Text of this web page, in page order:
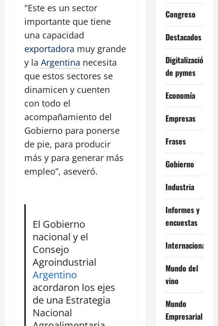
"Este es un sector
importante que tiene
una capacidad
exportadora muy grande
y la Argentina necesita
que estos sectores se
dinamicen y cuenten
con todo el
acompañamiento del
Gobierno para ponerse
de pie, para producir
más y para generar más
empleo”, aseveró.
El Gobierno
nacional y el
Consejo
Agroindustrial
Argentino
acordaron los ejes
de una Estrategia
Nacional
Congreso
Destacados
Digitalización
de pymes
Economía
Empresas
Frases
Gobierno
Industria
Informes y
encuestas
Internacional
Mundo del
vino
Mundo
Empresarial